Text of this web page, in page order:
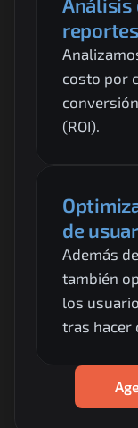
costo por
(ROI).
de
Además
también
los
tras hacer